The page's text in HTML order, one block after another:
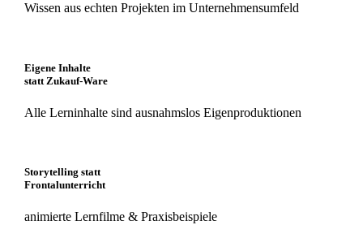
Wissen aus echten Projekten im Unternehmensumfeld
Eigene Inhalte
statt Zukauf-Ware
Alle Lerninhalte sind ausnahmslos Eigenproduktionen
Storytelling statt
Frontalunterricht
animierte Lernfilme & Praxisbeispiele